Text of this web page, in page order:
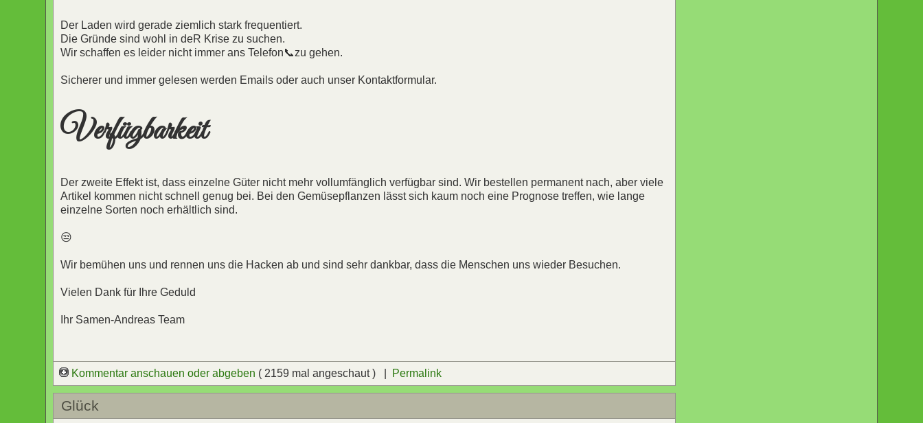
Der Laden wird gerade ziemlich stark frequentiert.
Die Gründe sind wohl in deR Krise zu suchen.
Wir schaffen es leider nicht immer ans Telefon📞zu gehen.
Sicherer und immer gelesen werden Emails oder auch unser Kontaktformular.
Verfügbarkeit
Der zweite Effekt ist, dass einzelne Güter nicht mehr vollumfänglich verfügbar sind. Wir bestellen permanent nach, aber viele
Artikel kommen nicht schnell genug bei. Bei den Gemüsepflanzen lässt sich kaum noch eine Prognose treffen, wie lange
einzelne Sorten noch erhältlich sind.
😒
Wir bemühen uns und rennen uns die Hacken ab und sind sehr dankbar, dass die Menschen uns wieder Besuchen.
Vielen Dank für Ihre Geduld
Ihr Samen-Andreas Team
Kommentar anschauen oder abgeben ( 2159 mal angeschaut ) | Permalink
Glück